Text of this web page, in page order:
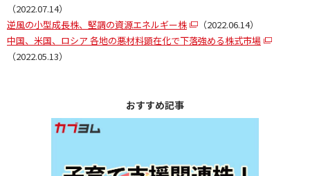
（2022.07.14）
逆風の小型成長株、堅調の資源エネルギー株
（2022.06.14）
中国、米国、ロシア 各地の悪材料顕在化で下落強める株式市場
（2022.05.13）
おすすめ記事